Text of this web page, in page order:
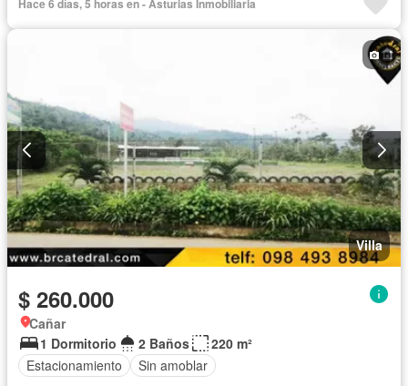
Hace 6 días, 5 horas en - Asturias Inmobiliaria
Villa
$ 260.000
Cañar
1 Dormitorio
2 Baños
220 m²
Estacionamiento
Sin amoblar